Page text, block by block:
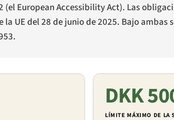
European Accessibility Act). Las
UE del 28 de junio de 2025. Bajo ambas
DKK
LÍMITE MÁXIMO DE LA